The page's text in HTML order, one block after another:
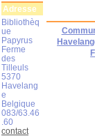
Adresse
Bibliothèq
ue
Papyrus
Ferme
des
Tilleuls
5370
Havelang
e
Belgique
083/63.46
.60
contact